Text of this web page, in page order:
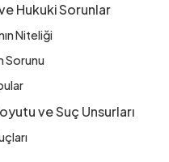
Hukuki Sorunlar
Niteliği
Sorunu
ve Suç Unsurları